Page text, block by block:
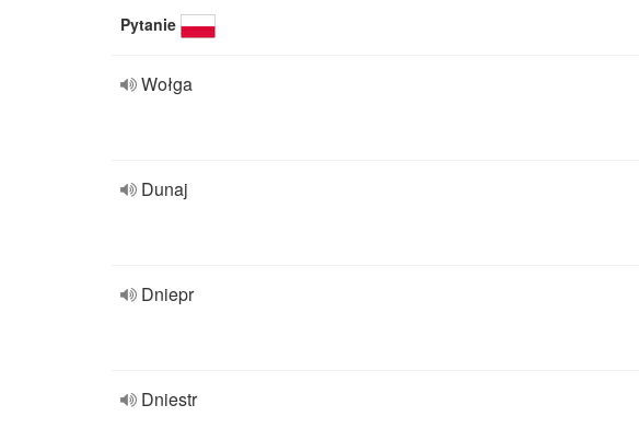
Pytanie
Wołga
Dunaj
Dniepr
Dniestr